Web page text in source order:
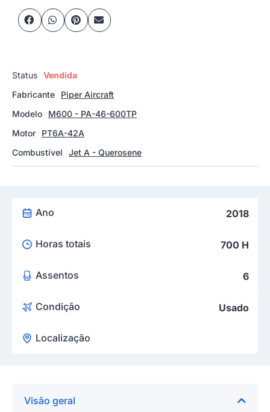
Status Vendida
Fabricante
Piper Aircraft
Modelo
M600 - PA-46-600TP
Motor
PT6A-42A
Combustível
Jet A - Querosene
Ano 2018
Horas totais 700 H
Assentos 6
Condição Usado
Localização
Visão geral